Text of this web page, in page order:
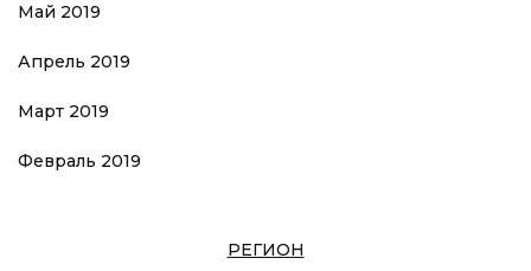
Май 2019
Апрель 2019
Март 2019
Февраль 2019
РЕГИОН